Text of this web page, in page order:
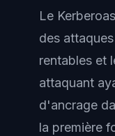
Le
des attaques
rentables et
attaquant
d'ancrage
la première